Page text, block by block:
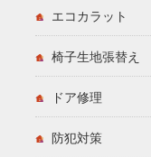
エコカラット
椅子生地張替え
ドア修理
防犯対策